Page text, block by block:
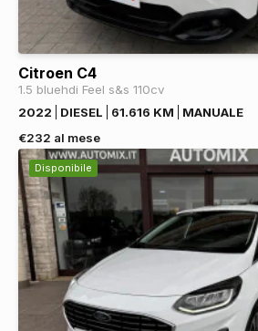
Citroen C4
1.5 bluehdi Feel s&s 110cv
2022
DIESEL 61.616 KM
MANUALE
€232 al mese
Disponibile